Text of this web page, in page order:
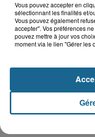
Gagnez
Gagnez
Vous pouvez accepter en
sélectionnant les finalités et/
Vous pouvez également
accepter". Vos préférences
pouvez mettre à jour vos
moment via le lien "Gérer les